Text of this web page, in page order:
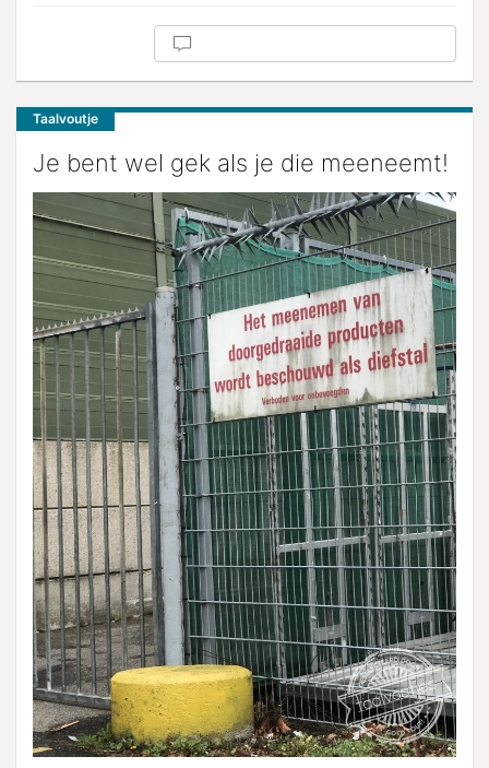
Taalvoutje
Je bent wel gek als je die meeneemt!